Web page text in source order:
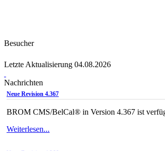
Besucher
Letzte Aktualisierung 04.08.2026
Nachrichten
Neue Revision 4.367
BROM CMS/BelCal® in Version 4.367 ist
Weiterlesen...